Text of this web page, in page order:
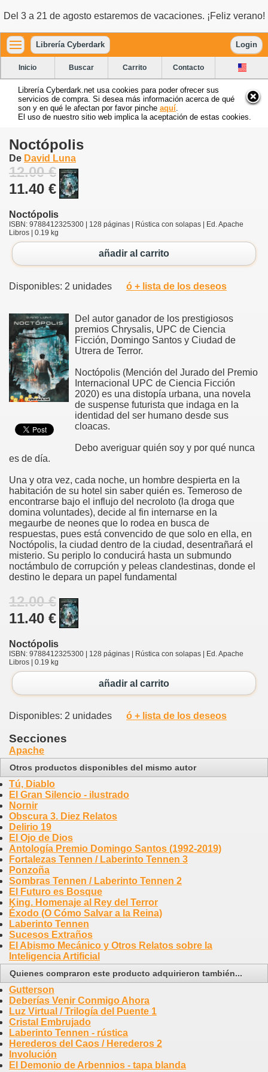
Del 3 a 21 de agosto estaremos de vacaciones. ¡Feliz verano!
Librería Cyberdark Login
Inicio Buscar Carrito Contacto
Librería Cyberdark.net usa cookies para poder ofrecer sus
servicios de compra. Si desea más información acerca de qué
son y en qué le afectan por favor pinche aquí
El uso de nuestro sitio web implica la aceptación de estas cookies.
Noctópolis
De David Luna
12.00 €
11.40 €
Noctópolis
ISBN: 9788412325300 | 128 páginas | Rústica con solapas | Ed. Apache
Libros | 0.19 kg
añadir al carrito
Disponibles: 2 unidades ó + lista de los deseos
Del autor ganador de los prestigiosos
premios Chrysalis, UPC de Ciencia
Ficción, Domingo Santos y Ciudad de
Utrera de Terror.
Noctópolis (Mención del Jurado del Premio
Internacional UPC de Ciencia Ficción
2020) es una distopía urbana, una novela
de suspense futurista que indaga en la
identidad del ser humano desde sus
cloacas.
Debo averiguar quién soy y por qué nunca
es de día.
Una y otra vez, cada noche, un hombre despierta en la
habitación de su hotel sin saber quién es. Temeroso de
encontrarse bajo el influjo del necroloto (la droga que
domina voluntades), decide al fin internarse en la
megaurbe de neones que lo rodea en busca de
respuestas, pues está convencido de que solo en ella, en
Noctópolis, la ciudad dentro de la ciudad, desentrañará el
misterio. Su periplo lo conducirá hasta un submundo
noctámbulo de corrupción y peleas clandestinas, donde el
destino le depara un papel fundamental
12.00 €
11.40 €
Noctópolis
ISBN: 9788412325300 | 128 páginas | Rústica con solapas | Ed. Apache
Libros | 0.19 kg
añadir al carrito
Disponibles: 2 unidades ó + lista de los deseos
Secciones
Apache
Otros productos disponibles del mismo autor
Tú, Diablo
El Gran Silencio - ilustrado
Nornir
Obscura 3. Diez Relatos
Delirio 19
El Ojo de Dios
Antología Premio Domingo Santos (1992-2019)
Fortalezas Tennen / Laberinto Tennen 3
Ponzoña
Sombras Tennen / Laberinto Tennen 2
El Futuro es Bosque
King. Homenaje al Rey del Terror
Éxodo (O Cómo Salvar a la Reina)
Laberinto Tennen
Sucesos Extraños
El Abismo Mecánico y Otros Relatos sobre la
Inteligencia Artificial
Quienes compraron este producto adquirieron también...
Gutterson
Deberías Venir Conmigo Ahora
Luz Virtual / Trilogía del Puente 1
Cristal Embrujado
Laberinto Tennen - rústica
Herederos del Caos / Herederos 2
Involución
El Demonio de Arbennios - tapa blanda